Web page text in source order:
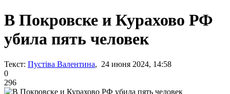
В Покровске и Курахово РФ
убила пять человек
Текст: Пустіва Валентина, 24 июня 2024, 14:58
0
296